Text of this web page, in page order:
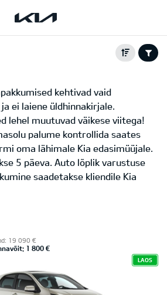
kehtivad vaid
ei laiene üldhinnakirjale.
lehel muutuvad väikese viitega!
palume kontrollida saates
oma lähimale Kia edasimüüjale.
5 päeva. Auto lõplik varustuse
saadetakse kliendile Kia
19 090 €
1 800 €
LAOS